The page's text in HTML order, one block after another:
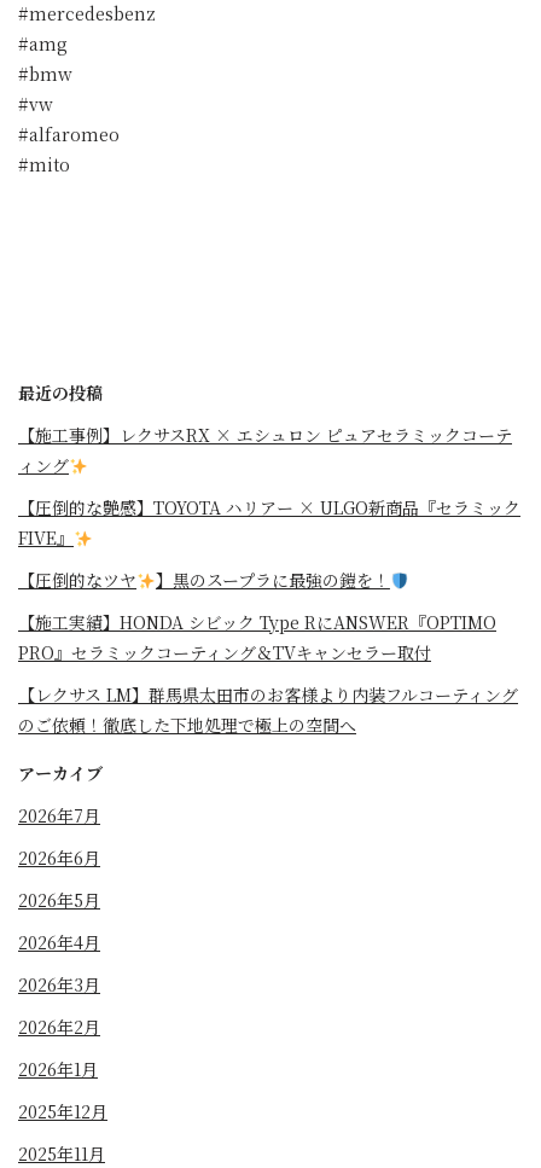
#mercedesbenz
#amg
#bmw
#vw
#alfaromeo
#mito
最近の投稿
【施工事例】レクサスRX × エシュロン ピュアセラミックコーテ
ィング
【圧倒的な艶感】TOYOTA ハリアー × ULGO新商品『セラミック
FIVE』
【圧倒的なツヤ
】黒のスープラに最強の鎧を！
⁡【施工実績】HONDA シビック Type RにANSWER『OPTIMO
PRO』セラミックコーティング＆TVキャンセラー取付
【レクサス LM】群馬県太田市のお客様より内装フルコーティング
のご依頼！徹底した下地処理で極上の空間へ
アーカイブ
2026年7月
2026年6月
2026年5月
2026年4月
2026年3月
2026年2月
2026年1月
2025年12月
2025年11月